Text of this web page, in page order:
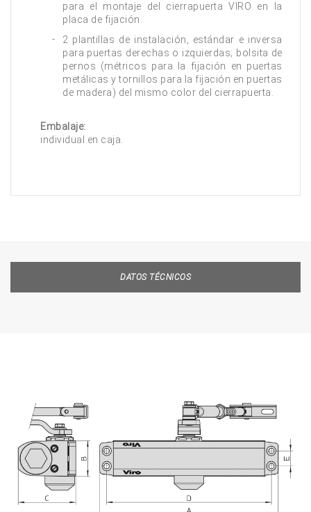
para el montaje del cierrapuerta VIRO en la
placa de fijación.
2 plantillas de instalación, estándar e inversa
para puertas derechas o izquierdas; bolsita de
pernos (métricos para la fijación en puertas
metálicas y tornillos para la fijación en puertas
de madera) del mismo color del cierrapuerta.
Embalaje:
individual en caja.
DATOS TÉCNICOS